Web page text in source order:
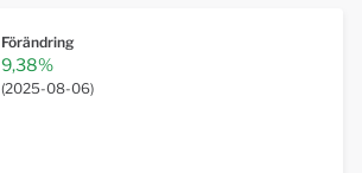
Förändring
9,38%
(2025-08-06)